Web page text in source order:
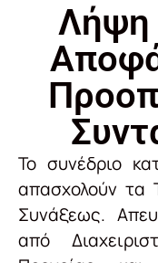
Λήψη
Το συνέδριο
απασχολούν τα
Συνάξεως.
από